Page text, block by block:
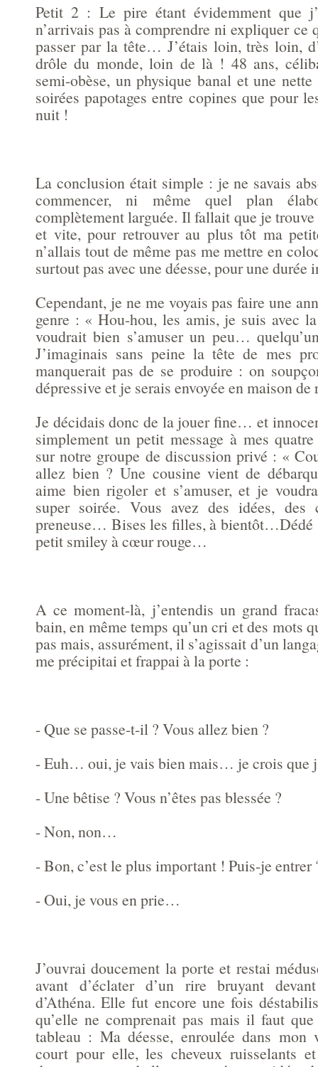
Petit 2 : Le pire étant évidemment que
n’arrivais pas à comprendre ni expliquer ce
passer par la tête… J’étais loin, très loin,
drôle du monde, loin de là ! 48 ans,
semi-obèse, un physique banal et une
soirées papotages entre copines que pour
nuit !
La conclusion était simple : je ne savais
commencer, ni même quel plan
complètement larguée. Il fallait que je
et vite, pour retrouver au plus tôt ma
n’allais tout de même pas me mettre en
surtout pas avec une déesse, pour une durée
Cependant, je ne me voyais pas faire une
genre : « Hou-hou, les amis, je suis avec
voudrait bien s’amuser un peu…
J’imaginais sans peine la tête de mes
manquerait pas de se produire : on
dépressive et je serais envoyée en maison de
Je décidais donc de la jouer fine… et
simplement un petit message à mes
sur notre groupe de discussion privé : «
allez bien ? Une cousine vient de
aime bien rigoler et s’amuser, et je
super soirée. Vous avez des idées,
preneuse… Bises les filles, à bientôt…Dédé
petit smiley à cœur rouge…
A ce moment-là, j’entendis un grand
bain, en même temps qu’un cri et des mots
pas mais, assurément, il s’agissait d’un
me précipitai et frappai à la porte :
- Que se passe-t-il ? Vous allez bien ?
- Euh… oui, je vais bien mais… je crois que
- Une bêtise ? Vous n’êtes pas blessée ?
- Non, non…
- Bon, c’est le plus important ! Puis-je entrer
- Oui, je vous en prie…
J’ouvrai doucement la porte et restai
avant d’éclater d’un rire bruyant
d’Athéna. Elle fut encore une fois
qu’elle ne comprenait pas mais il faut
tableau : Ma déesse, enroulée dans
court pour elle, les cheveux ruisselants